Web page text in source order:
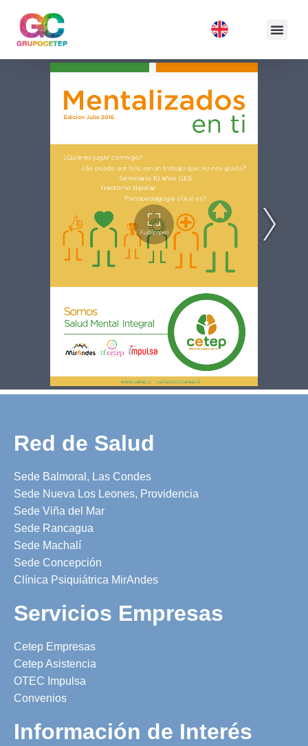
Red de Salud
Sede Balmoral, Las Condes
Sede Nueva Los Leones, Providencia
Sede Viña del Mar
Sede Rancagua
Sede Machalí
Sede Concepción
Clínica Psiquiátrica MirAndes
Servicios Empresas
Cetep Empresas
Cetep Asistencia
OTEC Impulsa
Convenios
Información de Interés